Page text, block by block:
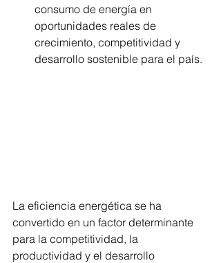
consumo de energía en
oportunidades reales de
crecimiento, competitividad y
desarrollo sostenible para el país.
La eficiencia energética se ha
convertido en un factor determinante
para la competitividad, la
productividad y el desarrollo